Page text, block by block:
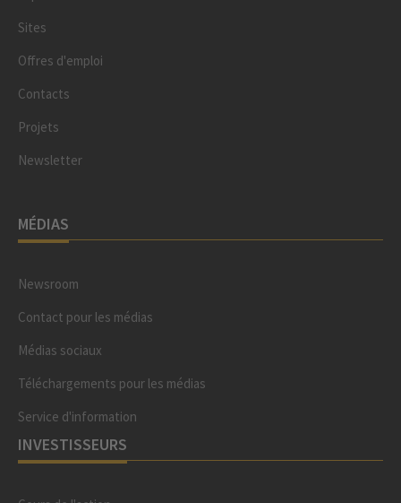
Sites
Offres d'emploi
Contacts
Projets
Newsletter
MÉDIAS
Newsroom
Contact pour les médias
Médias sociaux
Téléchargements pour les médias
Service d'information
INVESTISSEURS